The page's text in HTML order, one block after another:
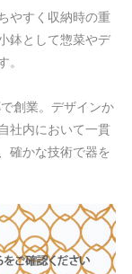
やすく収納時の重
鉢として惣菜やデ
。
創業。デザインか
社内において一貫
確かな技術で器を